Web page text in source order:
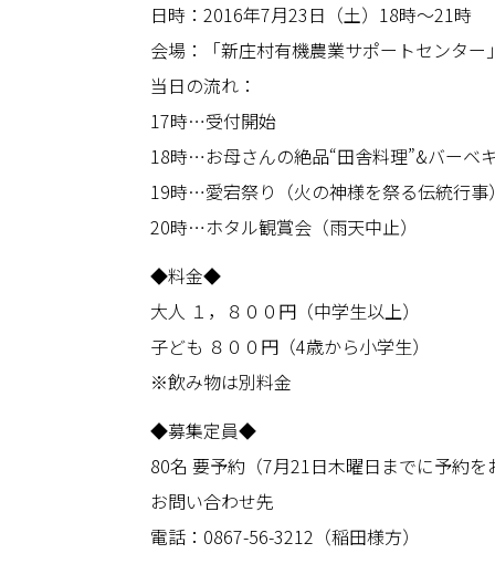
日時：2016年7月23日（土）18時〜21時
会場：「新庄村有機農業サポートセンター
当日の流れ：
17時…受付開始
18時…お母さんの絶品“田舎料理”&バーベ
19時…愛宕祭り（火の神様を祭る伝統行事）
20時…ホタル観賞会（雨天中止）
◆料金◆
大人 １，８００円（中学生以上）
子ども ８００円（4歳から小学生）
※飲み物は別料金
◆募集定員◆
80名 要予約（7月21日木曜日までに予約を
お問い合わせ先
電話：0867-56-3212（稲田様方）